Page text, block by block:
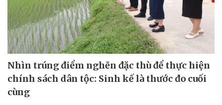
Nhìn trúng điểm nghẽn đặc thù để thực hiện
chính sách dân tộc: Sinh kế là thước đo cuối
cùng